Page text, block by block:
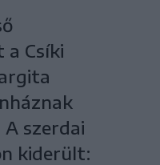
a Csíki
szerdai
kiderült: